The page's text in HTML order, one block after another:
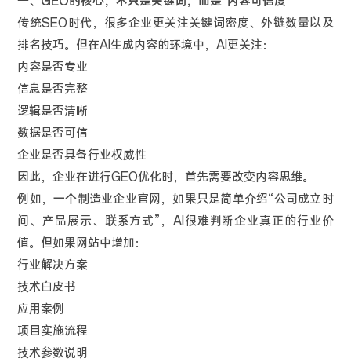
传统SEO时代，很多企业更关注关键词密度、外链数量以及
排名技巧。但在AI生成内容的环境中，AI更关注：
内容是否专业
信息是否完整
逻辑是否清晰
数据是否可信
企业是否具备行业权威性
因此，企业在进行GEO优化时，首先需要改变内容思维。
例如，一个制造业企业官网，如果只是简单介绍“公司成立时
间、产品展示、联系方式”，AI很难判断企业真正的行业价
值。但如果网站中增加：
行业解决方案
技术白皮书
应用案例
项目实施流程
技术参数说明